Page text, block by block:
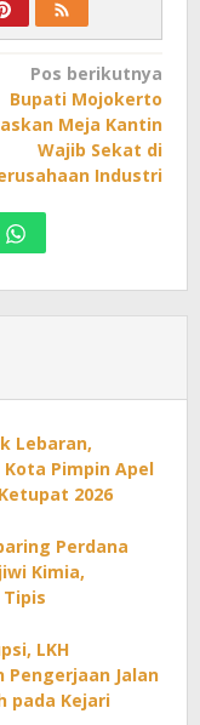
Pos berikutnya
Bupati Mojokerto
Meja Kantin
Wajib Sekat di
Industri
Lebaran,
Pimpin Apel
2026
Perdana
Kimia,
Tipis
LKH
pada Kejari